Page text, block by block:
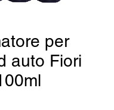
per
auto Fiori